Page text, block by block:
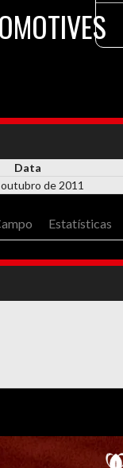
Data
de 2011
Estatísticas